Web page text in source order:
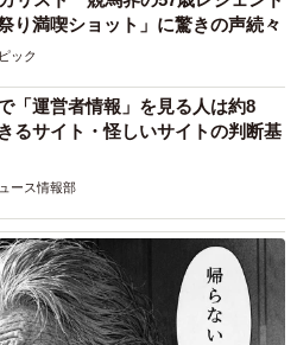
り満喫ショット」に驚きの声続々
ック
「運営者情報」を見る人は約8
サイト・怪しいサイトの判断基
ース情報部